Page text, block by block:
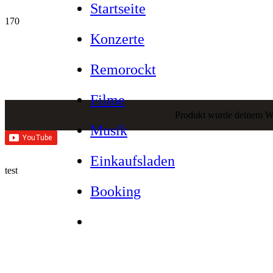
Startseite
Konzerte
Remorockt
Filme
Musik
Einkaufsladen
Booking
Produkt wurde deinem
test